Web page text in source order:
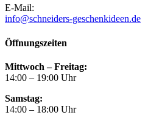
E-Mail:
info@schneiders-geschenkideen.de
Öffnungszeiten
Mittwoch – Freitag:
14:00 – 19:00 Uhr
Samstag:
14:00 – 18:00 Uhr